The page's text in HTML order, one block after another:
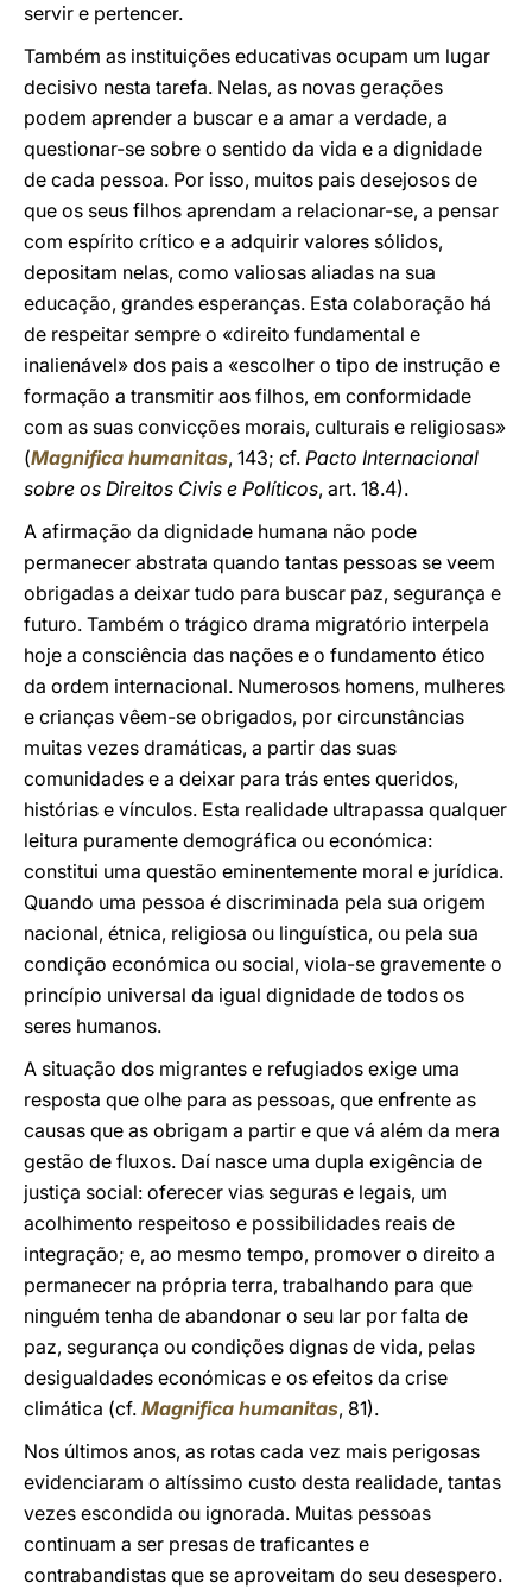
servir e pertencer.
Também as instituições educativas ocupam um lugar
decisivo nesta tarefa. Nelas, as novas gerações
podem aprender a buscar e a amar a verdade, a
questionar-se sobre o sentido da vida e a dignidade
de cada pessoa. Por isso, muitos pais desejosos de
que os seus filhos aprendam a relacionar-se, a pensar
com espírito crítico e a adquirir valores sólidos,
depositam nelas, como valiosas aliadas na sua
educação, grandes esperanças. Esta colaboração há
de respeitar sempre o «direito fundamental e
inalienável» dos pais a «escolher o tipo de instrução e
formação a transmitir aos filhos, em conformidade
com as suas convicções morais, culturais e religiosas»
(Magnifica humanitas, 143; cf. Pacto Internacional
sobre os Direitos Civis e Políticos, art. 18.4).
A afirmação da dignidade humana não pode
permanecer abstrata quando tantas pessoas se veem
obrigadas a deixar tudo para buscar paz, segurança e
futuro. Também o trágico drama migratório interpela
hoje a consciência das nações e o fundamento ético
da ordem internacional. Numerosos homens, mulheres
e crianças vêem-se obrigados, por circunstâncias
muitas vezes dramáticas, a partir das suas
comunidades e a deixar para trás entes queridos,
histórias e vínculos. Esta realidade ultrapassa qualquer
leitura puramente demográfica ou económica:
constitui uma questão eminentemente moral e jurídica.
Quando uma pessoa é discriminada pela sua origem
nacional, étnica, religiosa ou linguística, ou pela sua
condição económica ou social, viola-se gravemente o
princípio universal da igual dignidade de todos os
seres humanos.
A situação dos migrantes e refugiados exige uma
resposta que olhe para as pessoas, que enfrente as
causas que as obrigam a partir e que vá além da mera
gestão de fluxos. Daí nasce uma dupla exigência de
justiça social: oferecer vias seguras e legais, um
acolhimento respeitoso e possibilidades reais de
integração; e, ao mesmo tempo, promover o direito a
permanecer na própria terra, trabalhando para que
ninguém tenha de abandonar o seu lar por falta de
paz, segurança ou condições dignas de vida, pelas
desigualdades económicas e os efeitos da crise
climática (cf. Magnifica humanitas, 81).
Nos últimos anos, as rotas cada vez mais perigosas
evidenciaram o altíssimo custo desta realidade, tantas
vezes escondida ou ignorada. Muitas pessoas
continuam a ser presas de traficantes e
contrabandistas que se aproveitam do seu desespero.